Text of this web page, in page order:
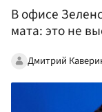
В офисе
мата: это не
Дмитрий